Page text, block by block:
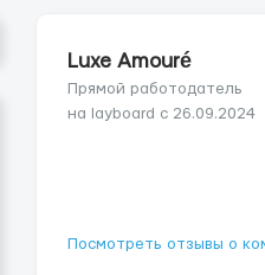
Luxe Amouré
Прямой работодатель
на layboard с 26.09.2024
Посмотреть отзывы о